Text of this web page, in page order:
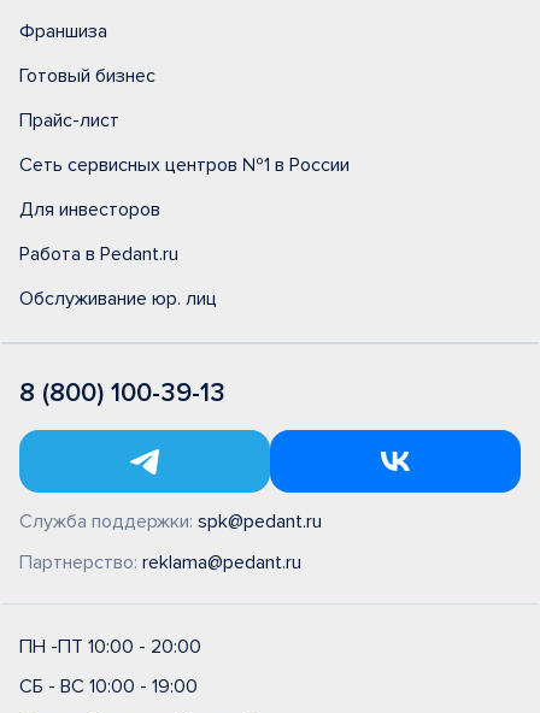
Франшиза
Готовый бизнес
Прайс-лист
Сеть сервисных центров №1 в России
Для инвесторов
Работа в Pedant.ru
Обслуживание юр. лиц
8 (800) 100-39-13
Служба поддержки: spk@pedant.ru
Партнерство: reklama@pedant.ru
ПН -ПТ 10:00 - 20:00
СБ - ВС 10:00 - 19:00